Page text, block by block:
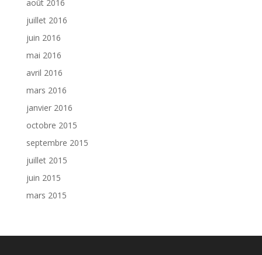
août 2016
juillet 2016
juin 2016
mai 2016
avril 2016
mars 2016
janvier 2016
octobre 2015
septembre 2015
juillet 2015
juin 2015
mars 2015